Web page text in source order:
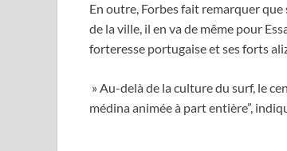
En outre, Forbes fait remarquer
de la ville, il en va de même pour
forteresse portugaise et ses forts
» Au-delà de la culture du surf, le
médina animée à part entière”,